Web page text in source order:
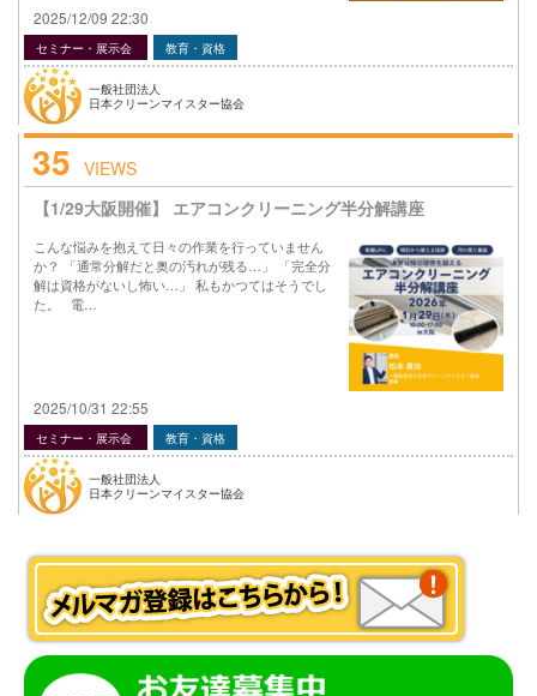
2025/12/09 22:30
セミナー・展示会 教育・資格
一般社団法人
日本クリーンマイスター協会
35 VIEWS
【1/29大阪開催】 エアコンクリーニング半分解講座
こんな悩みを抱えて日々の作業を行っていません
か？ 「通常分解だと奥の汚れが残る…」 「完全分
解は資格がないし怖い…」 私もかつてはそうでし
た。 電…
2025/10/31 22:55
セミナー・展示会 教育・資格
一般社団法人
日本クリーンマイスター協会